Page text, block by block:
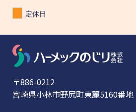
定休日
〒886-0212
宮崎県小林市野尻町東麓5160番地